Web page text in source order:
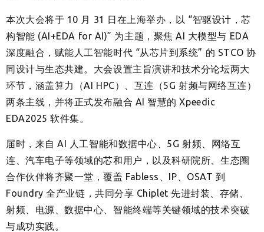
本次大会将于 10 月 31 日在上海举办，以 “智驱设计，芯
构智能 (AI+EDA for AI)” 为主题，聚焦 AI 大模型与 EDA
深度融合，赋能人工智能时代 “从芯片到系统” 的 STCO 协
同设计与生态共建。大会设置主旨演讲和技术分论坛两大
环节，涵盖算力（AI HPC）、互连（5G 射频与网络互连）
两条主线，并将正式发布融合 AI 智慧的 Xpeedic
EDA2025 软件集。
届时，来自 AI 人工智能和数据中心、5G 射频、网络互
连、汽车电子等领域的芯和用户，以及科研院所、生态圈
合作伙伴将齐聚一堂，覆盖 Fabless、IP、OSAT 到
Foundry 全产业链，共同分享 Chiplet 先进封装、存储、
射频、电源、数据中心、智能终端等关键领域的技术突破
与成功实践。